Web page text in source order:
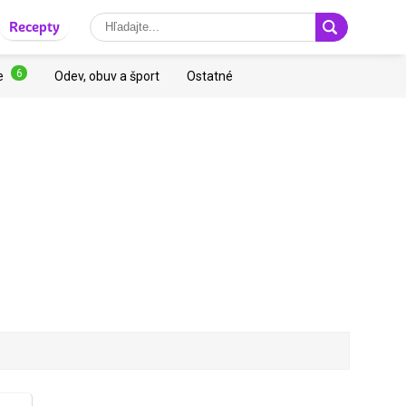
Recepty
6 Odev, obuv a šport Ostatné